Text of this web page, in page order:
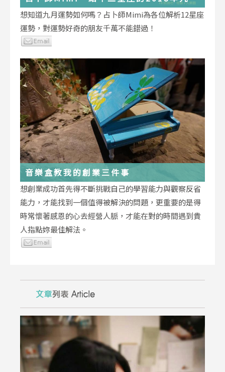
運勢小叮嚀
想知道九月運勢如何嗎？占卜師Mimi為各位解析12星座
運勢，對運勢好奇的朋友千萬不能錯過！
音樂盒教我的創業三件事
想創業成功首先得不斷挑戰自己的學習能力與觀察反省
能力，才能找到一個值得被解決的問題，更重要的是得
時常懷著感恩的心去經營人脈，才能在對的時間遇到貴
人指點妳最佳解法。